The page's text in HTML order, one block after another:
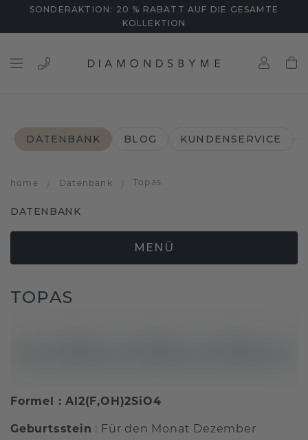
SONDERAKTION: 20 % RABATT AUF DIE GESAMTE
KOLLEKTION
DATENBANK BLOG KUNDENSERVICE
home / Datenbank / Topas
DATENBANK
MENÜ
TOPAS
Formel : Al2(F,OH)2SiO4
Geburtsstein : Für den Monat Dezember